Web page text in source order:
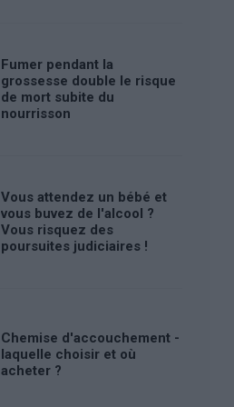
Fumer pendant la
grossesse double le risque
de mort subite du
nourrisson
Vous attendez un bébé et
vous buvez de l'alcool ?
Vous risquez des
poursuites judiciaires !
Chemise d'accouchement -
laquelle choisir et où
acheter ?